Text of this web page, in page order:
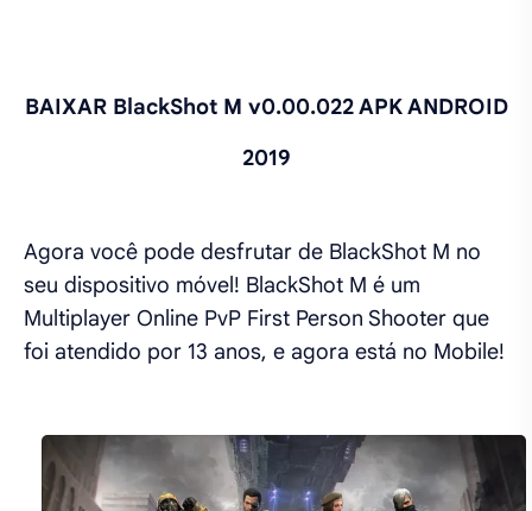
BAIXAR BlackShot M v0.00.022 APK ANDROID
2019
Agora você pode desfrutar de BlackShot M no
seu dispositivo móvel! BlackShot M é um
Multiplayer Online PvP First Person Shooter que
foi atendido por 13 anos, e agora está no Mobile!